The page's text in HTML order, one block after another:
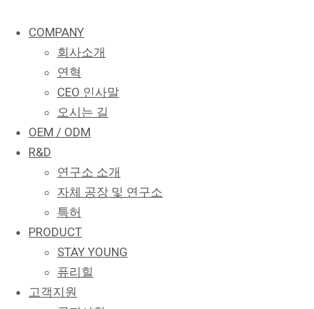
COMPANY
회사소개
연혁
CEO 인사말
오시는 길
OEM / ODM
R&D
연구소 소개
자체 공장 및 연구소
특허
PRODUCT
STAY YOUNG
퓨리힐
고객지원